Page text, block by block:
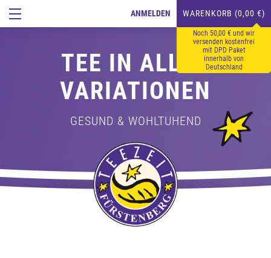
ANMELDEN WARENKORB (0,00 €)
Noch 50,00 € und wir
versenden kostenfrei
mit DPD Paket
innerhalb von
Deutschland
TEE IN ALLEN
VARIATIONEN
GESUND & WOHLTUHEND